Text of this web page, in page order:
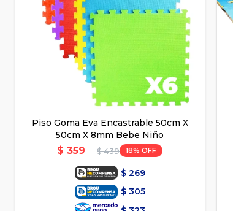
Piso Goma Eva Encastrable 50cm X
50cm X 8mm Bebe Niño
$ 359 $ 439 18
$ 269
$ 305